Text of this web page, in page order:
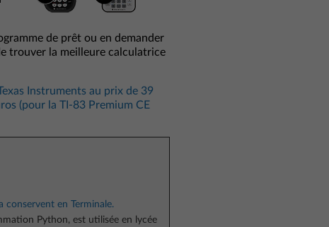
de prêt ou en demander
trouver la meilleure calculatrice
Instruments au prix de 39
(pour la TI-83 Premium CE
conservent en Terminale.
Python, est utilisée en lycée